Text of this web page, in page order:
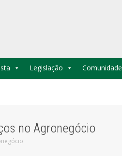
Legislação Comunidade
no Agronegócio